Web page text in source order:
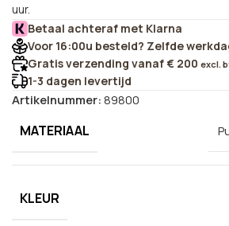
uur.
Betaal achteraf met Klarna
Voor 16:00u besteld? Zelfde
Gratis verzending vanaf € 200 excl.
1-3 dagen levertijd
Artikelnummer:89800
MATERIAAL
KLEUR